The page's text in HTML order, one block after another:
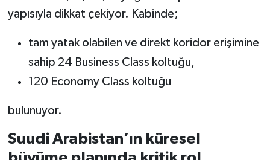
yapısıyla dikkat çekiyor. Kabinde;
tam yatak olabilen ve direkt koridor erişimine
sahip 24 Business Class koltuğu,
120 Economy Class koltuğu
bulunuyor.
Suudi Arabistan’ın küresel